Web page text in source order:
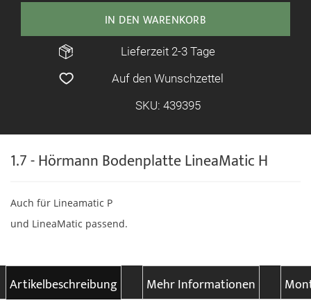
1.7 - Hörmann Bodenplatte LineaMatic H
IN DEN WARENKORB
Lieferzeit 2-3 Tage
Auf den Wunschzettel
SKU: 439395
Auch für Lineamatic P
und LineaMatic passend.
Artikelbeschreibung Mehr Informationen